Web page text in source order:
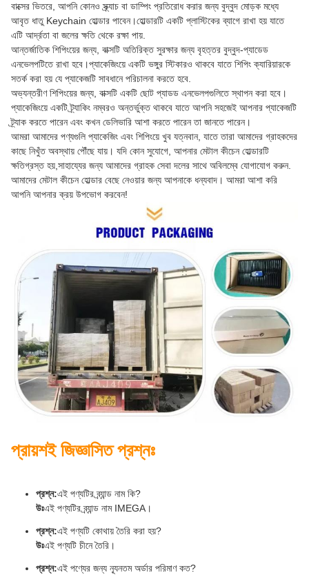
বাক্সের ভিতরে, আপনি কোনও স্ক্র্যাচ বা ডাম্পিং প্রতিরোধ করার জন্য বুদ্বুদ মোড়ক মধ্যে
আবৃত ধাতু Keychain হোল্ডার পাবেন।হোল্ডারটি একটি প্লাস্টিকের ব্যাগে রাখা হয় যাতে
এটি আর্দ্রতা বা জলের ক্ষতি থেকে রক্ষা পায়.
আন্তর্জাতিক শিপিংয়ের জন্য, বাক্সটি অতিরিক্ত সুরক্ষার জন্য বৃহত্তর বুদ্বুদ-প্যাডেড
এনভেলপটিতে রাখা হবে।প্যাকেজিংয়ে একটি ভঙ্গুর স্টিকারও থাকবে যাতে শিপিং ক্যারিয়ারকে
সতর্ক করা হয় যে প্যাকেজটি সাবধানে পরিচালনা করতে হবে.
অভ্যন্তরীণ শিপিংয়ের জন্য, বাক্সটি একটি ছোট প্যাডড এনভেলপগুলিতে স্থাপন করা হবে।
প্যাকেজিংয়ে একটি ট্র্যাকিং নম্বরও অন্তর্ভুক্ত থাকবে যাতে আপনি সহজেই আপনার প্যাকেজটি
ট্র্যাক করতে পারেন এবং কখন ডেলিভারি আশা করতে পারেন তা জানতে পারেন।
আমরা আমাদের পণ্যগুলি প্যাকেজিং এবং শিপিংয়ে খুব যত্নবান, যাতে তারা আমাদের গ্রাহকদের
কাছে নিখুঁত অবস্থায় পৌঁছে যায়। যদি কোন সুযোগে, আপনার মেটাল কীচেন হোল্ডারটি
ক্ষতিগ্রস্ত হয়,সাহায্যের জন্য আমাদের গ্রাহক সেবা দলের সাথে অবিলম্বে যোগাযোগ করুন.
আমাদের মেটাল কীচেন হোল্ডার বেছে নেওয়ার জন্য আপনাকে ধন্যবাদ। আমরা আশা করি
আপনি আপনার ক্রয় উপভোগ করবেন!
প্রায়শই জিজ্ঞাসিত প্রশ্নঃ
প্রশ্ন:এই পণ্যটির ব্র্যান্ড নাম কি?
উঃএই পণ্যটির ব্র্যান্ড নাম IMEGA।
প্রশ্ন:এই পণ্যটি কোথায় তৈরি করা হয়?
উঃএই পণ্যটি চীনে তৈরি।
প্রশ্ন:এই পণ্যের জন্য ন্যূনতম অর্ডার পরিমাণ কত?